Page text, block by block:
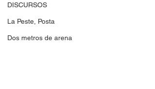
DISCURSOS
La Peste, Posta
Dos metros de arena